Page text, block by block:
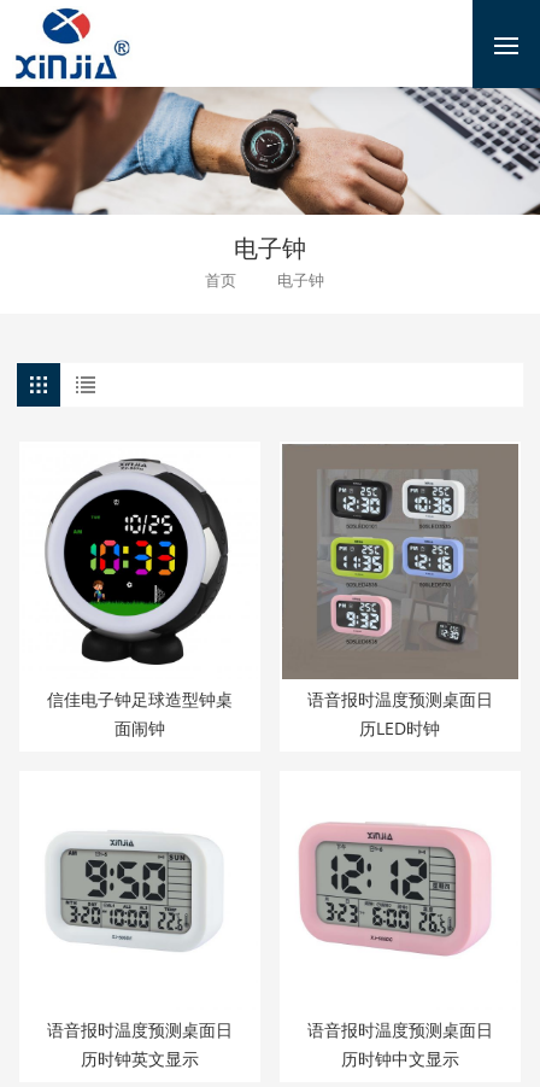
电子钟
首页 电子钟
信佳电子钟足球造型钟桌
面闹钟
语音报时温度预测桌面日
历LED时钟
语音报时温度预测桌面日
历时钟英文显示
语音报时温度预测桌面日
历时钟中文显示